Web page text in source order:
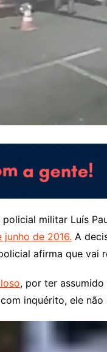
militar Luís
junho de 2016. A
afirma que vai
, por ter
inquérito, ele